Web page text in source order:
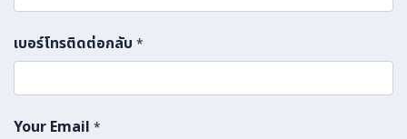
เบอร์โทรติดต่อกลับ *
Your Email *